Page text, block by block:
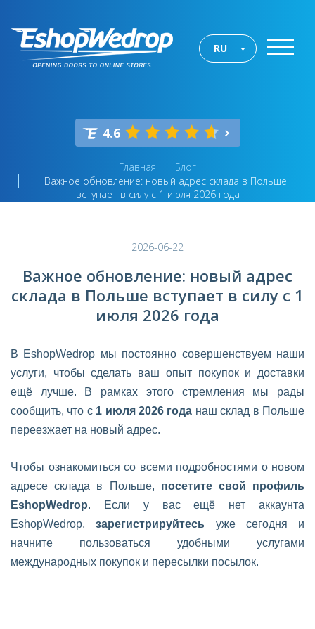
RU
4.6
Главная
Блог
Важное обновление: новый адрес склада в Польше
вступает в силу с 1 июля 2026 года
2026-06-22
Важное обновление: новый адрес
склада в Польше вступает в силу с 1
июля 2026 года
В EshopWedrop мы постоянно совершенствуем наши
услуги, чтобы сделать ваш опыт покупок и доставки
ещё лучше. В рамках этого стремления мы рады
сообщить, что с 1 июля 2026 года наш склад в Польше
переезжает на новый адрес.
Чтобы ознакомиться со всеми подробностями о новом
адресе склада в Польше, посетите свой профиль
EshopWedrop. Если у вас ещё нет аккаунта
EshopWedrop,зарегистрируйтесь уже сегодня и
начните пользоваться удобными услугами
международных покупок и пересылки посылок.